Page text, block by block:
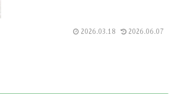
2026.03.18 2026.06.07